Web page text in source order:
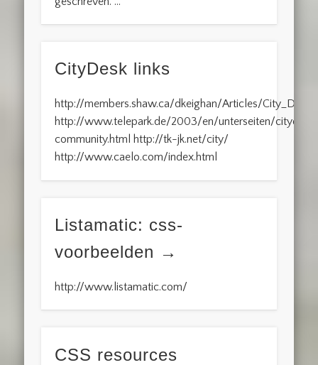
CityDesk links
http://members.shaw.ca/dkeighan/Articles/
http://www.telepark.de/2003/en/unterseiten/
community.html http://tk-jk.net/city/
http://www.caelo.com/index.html
Listamatic: css-
voorbeelden
http://www.listamatic.com/
CSS resources